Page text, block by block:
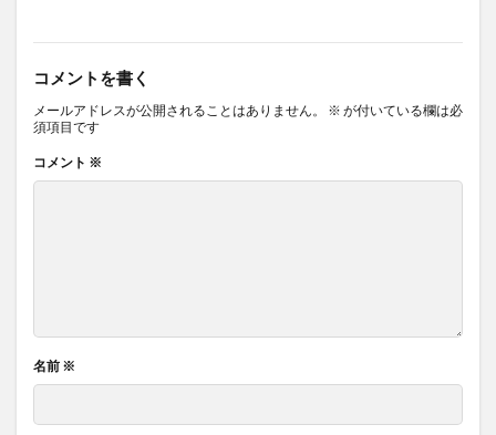
コメントを書く
メールアドレスが公開されることはありません。 ※ が付いている欄は必
須項目です
コメント ※
名前 ※